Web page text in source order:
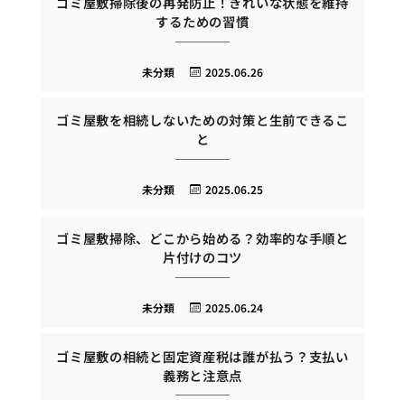
するための習慣
2025.06.26
未分類
ゴミ屋敷を相続しないための対策と生前できるこ
と
2025.06.25
未分類
ゴミ屋敷掃除、どこから始める？効率的な手順と
片付けのコツ
2025.06.24
未分類
ゴミ屋敷の相続と固定資産税は誰が払う？支払い
義務と注意点